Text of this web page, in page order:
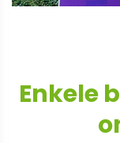
Enkele